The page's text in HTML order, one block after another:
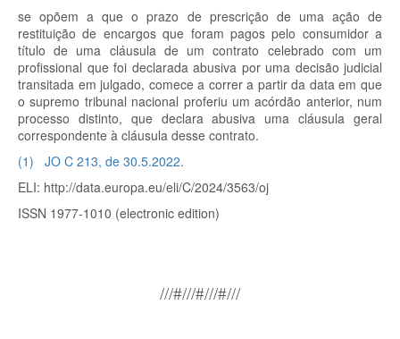
se opõem a que o prazo de prescrição de uma ação de
restituição de encargos que foram pagos pelo consumidor a
título de uma cláusula de um contrato celebrado com um
profissional que foi declarada abusiva por uma decisão judicial
transitada em julgado, comece a correr a partir da data em que
o supremo tribunal nacional proferiu um acórdão anterior, num
processo distinto, que declara abusiva uma cláusula geral
correspondente à cláusula desse contrato.
(1) JO C 213, de 30.5.2022.
ELI: http://data.europa.eu/eli/C/2024/3563/oj
ISSN 1977-1010 (electronic edition)
///#///#///#///